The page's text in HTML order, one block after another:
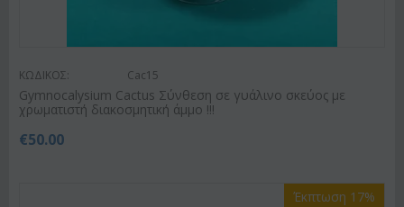
ΚΩΔΙΚΟΣ: Cac15
Gymnocalysium Cactus Σύνθεση σε γυάλινο σκεύος με
χρωματιστή διακοσμητική άμμο !!!
€50.00
Έκπτωση 17%